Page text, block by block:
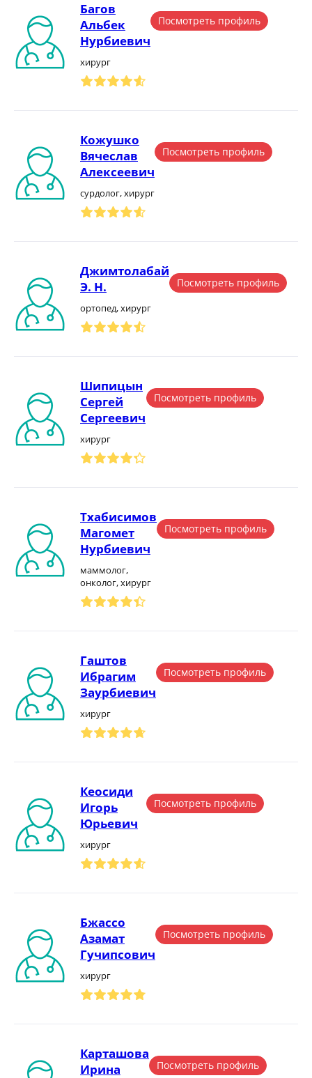
Багов
Альбек
Нурбиевич
хирург
Посмотреть профиль
Кожушко
Вячеслав
Алексеевич
сурдолог, хирург
Посмотреть профиль
Джимтолабай
Э. Н.
ортопед, хирург
Посмотреть профиль
Шипицын
Сергей
Сергеевич
хирург
Посмотреть профиль
Тхабисимов
Магомет
Нурбиевич
маммолог,
онколог, хирург
Посмотреть профиль
Гаштов
Ибрагим
Заурбиевич
хирург
Посмотреть профиль
Кеосиди
Игорь
Юрьевич
хирург
Посмотреть профиль
Бжассо
Азамат
Гучипсович
хирург
Посмотреть профиль
Карташова
Ирина
Посмотреть профиль